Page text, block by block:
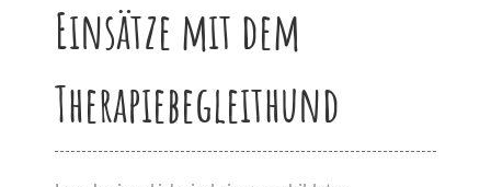
Einsätze mit dem
Therapiebegleithund